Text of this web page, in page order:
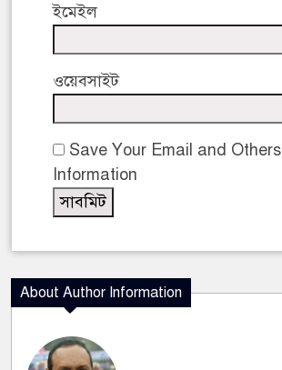
ইমেইল
ওয়েবসাইট
Save Your Email and Others
Information
About Author Information